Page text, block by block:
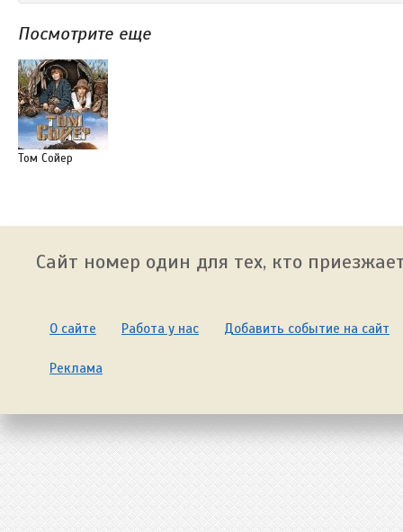
Посмотрите еще
Том Сойер
Сайт номер один для тех, кто
О сайте Работа у нас Добавить событие на сайт
Реклама